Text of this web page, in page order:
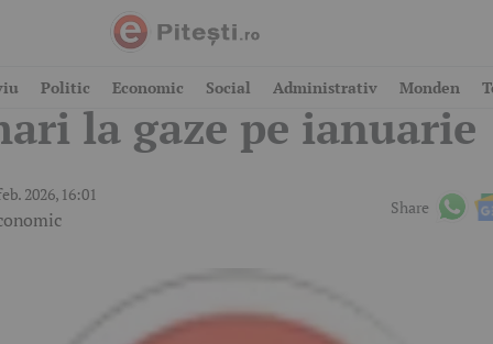
Politic Economic Social Administrativ Monden
oficial: Facturi
la gaze pe ianuarie
2026, 16:01
Share